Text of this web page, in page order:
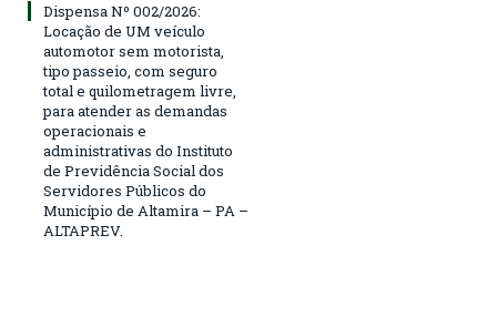
Dispensa Nº 002/2026:
Locação de UM veículo
automotor sem motorista,
tipo passeio, com seguro
total e quilometragem livre,
para atender as demandas
operacionais e
administrativas do Instituto
de Previdência Social dos
Servidores Públicos do
Município de Altamira – PA –
ALTAPREV.